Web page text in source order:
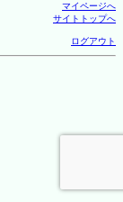
マイページへ
サイトトップへ
ログアウト